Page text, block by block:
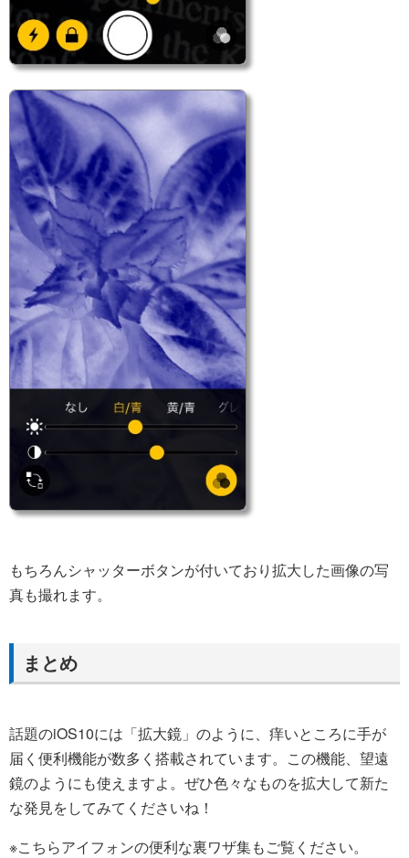
もちろんシャッターボタンが付いており拡大した画像の写
真も撮れます。
まとめ
話題のiOS10には「拡大鏡」のように、痒いところに手が
届く便利機能が数多く搭載されています。この機能、望遠
鏡のようにも使えますよ。ぜひ色々なものを拡大して新た
な発見をしてみてくださいね！
※こちらアイフォンの便利な裏ワザ集もご覧ください。